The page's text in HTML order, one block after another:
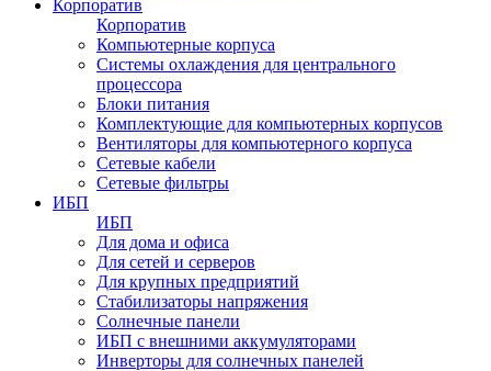
Корпоратив
Корпоратив
Компьютерные корпуса
Системы охлаждения для центрального
процессора
Блоки питания
Комплектующие для компьютерных корпусов
Вентиляторы для компьютерного корпуса
Сетевые кабели
Сетевые фильтры
ИБП
ИБП
Для дома и офиса
Для сетей и серверов
Для крупных предприятий
Стабилизаторы напряжения
Солнечные панели
ИБП с внешними аккумуляторами
Инверторы для солнечных панелей